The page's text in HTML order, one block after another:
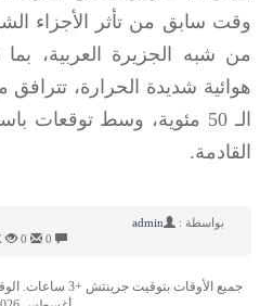
وقت سابق من تأثر الأجزاء
من شبه الجزيرة العربية، بما
هوائية شديدة الحرارة،
الـ 50 مئوية، وسط توقعات
القادمة.
بواسطة :
admin
جميع الأوقات بتوقيت جرينتش +3 ساعات. الوقت الآن هو